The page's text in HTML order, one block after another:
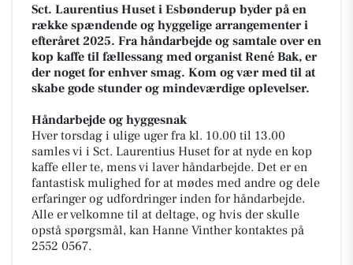
Sct. Laurentius Huset i Esbønderup byder på en
række spændende og hyggelige arrangementer i
efteråret 2025. Fra håndarbejde og samtale over en
kop kaffe til fællessang med organist René Bak, er
der noget for enhver smag. Kom og vær med til at
skabe gode stunder og mindeværdige oplevelser.
Håndarbejde og hyggesnak
Hver torsdag i ulige uger fra kl. 10.00 til 13.00
samles vi i Sct. Laurentius Huset for at nyde en kop
kaffe eller te, mens vi laver håndarbejde. Det er en
fantastisk mulighed for at mødes med andre og dele
erfaringer og udfordringer inden for håndarbejde.
Alle er velkomne til at deltage, og hvis der skulle
opstå spørgsmål, kan Hanne Vinther kontaktes på
2552 0567.